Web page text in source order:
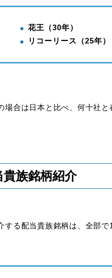
花王（30年）
リコーリース（25年）
場合は日本と比べ、何十社と
貴族銘柄紹介
する配当貴族銘柄は、全部で